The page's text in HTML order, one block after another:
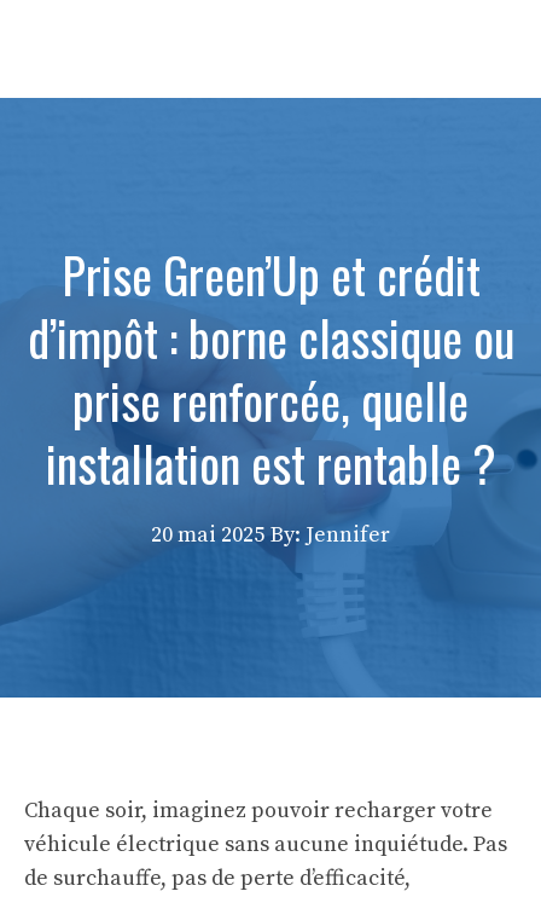
Prise Green’Up et crédit
d’impôt : borne classique ou
prise renforcée, quelle
installation est rentable ?
20 mai 2025 By: Jennifer
Chaque soir, imaginez pouvoir recharger votre
véhicule électrique sans aucune inquiétude. Pas
de surchauffe, pas de perte d’efficacité,